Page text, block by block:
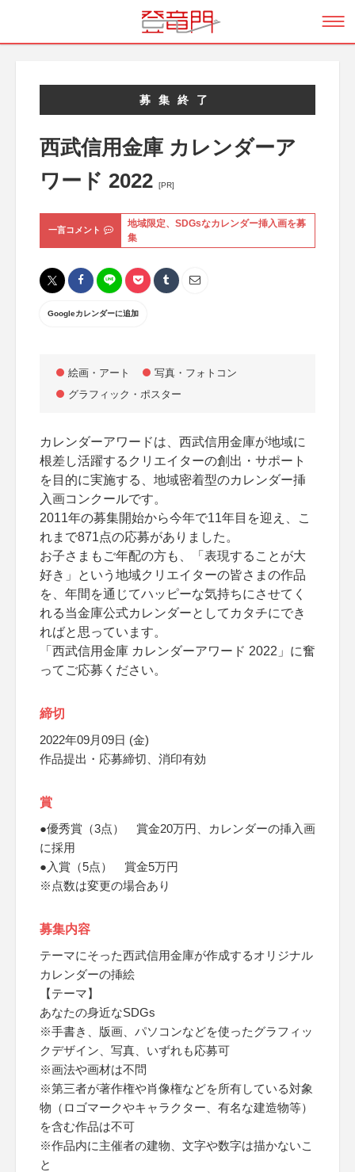
募集終了
西武信用金庫 カレンダーア
ワード 2022
[PR]
一言コメント
地域限定、SDGsなカレンダー挿入画を募
集
Googleカレンダーに追加
絵画・アート
写真・フォトコン
グラフィック・ポスター
カレンダーアワードは、西武信用金庫が地域に
根差し活躍するクリエイターの創出・サポート
を目的に実施する、地域密着型のカレンダー挿
入画コンクールです。
2011年の募集開始から今年で11年目を迎え、こ
れまで871点の応募がありました。
お子さまもご年配の方も、「表現することが大
好き」という地域クリエイターの皆さまの作品
を、年間を通じてハッピーな気持ちにさせてく
れる当金庫公式カレンダーとしてカタチにでき
ればと思っています。
「西武信用金庫 カレンダーアワード 2022」に奮
ってご応募ください。
締切
2022年09月09日 (金)
作品提出・応募締切、消印有効
賞
●優秀賞（3点） 賞金20万円、カレンダーの挿入画
に採用
●入賞（5点） 賞金5万円
※点数は変更の場合あり
募集内容
テーマにそった西武信用金庫が作成するオリジナル
カレンダーの挿絵
【テーマ】
あなたの身近なSDGs
※手書き、版画、パソコンなどを使ったグラフィッ
クデザイン、写真、いずれも応募可
※画法や画材は不問
※第三者が著作権や肖像権などを所有している対象
物（ロゴマークやキャラクター、有名な建造物等）
を含む作品は不可
※作品内に主催者の建物、文字や数字は描かないこ
と